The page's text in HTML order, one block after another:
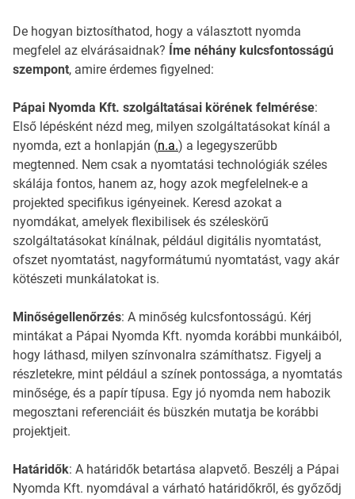
De hogyan biztosíthatod, hogy a választott nyomda
megfelel az elvárásaidnak? Íme néhány kulcsfontosságú
szempont, amire érdemes figyelned:
Pápai Nyomda Kft. szolgáltatásai körének felmérése:
Első lépésként nézd meg, milyen szolgáltatásokat kínál a
nyomda, ezt a honlapján (n.a.) a legegyszerűbb
megtenned. Nem csak a nyomtatási technológiák széles
skálája fontos, hanem az, hogy azok megfelelnek-e a
projekted specifikus igényeinek. Keresd azokat a
nyomdákat, amelyek flexibilisek és széleskörű
szolgáltatásokat kínálnak, például digitális nyomtatást,
ofszet nyomtatást, nagyformátumú nyomtatást, vagy akár
kötészeti munkálatokat is.
Minőségellenőrzés: A minőség kulcsfontosságú. Kérj
mintákat a Pápai Nyomda Kft. nyomda korábbi munkáiból,
hogy láthasd, milyen színvonalra számíthatsz. Figyelj a
részletekre, mint például a színek pontossága, a nyomtatás
minősége, és a papír típusa. Egy jó nyomda nem habozik
megosztani referenciáit és büszkén mutatja be korábbi
projektjeit.
Határidők: A határidők betartása alapvető. Beszélj a Pápai
Nyomda Kft. nyomdával a várható határidőkről, és győződj